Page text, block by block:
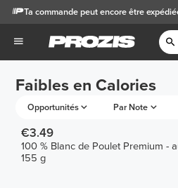
Ta commande peut encore être
Faibles en Calories
Opportunités Par Note
€3.49
100 % Blanc de Poulet Premium -
155 g